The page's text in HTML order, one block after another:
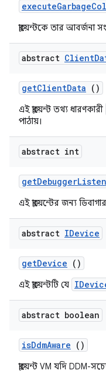
executeGarbage
ক্লায়েন্টকে তার আবর্জনা
abstract Client
getClientData ()
এই ক্লায়েন্ট তথ্য ধারণকারী
পাঠায়।
abstract int
getDebuggerListen
এই ক্লায়েন্টের জন্য
abstract IDevice
getDevice ()
এই ক্লায়েন্টটি যে
abstract boolean
isDdmAware ()
ক্লায়েন্ট VM যদি DDM-